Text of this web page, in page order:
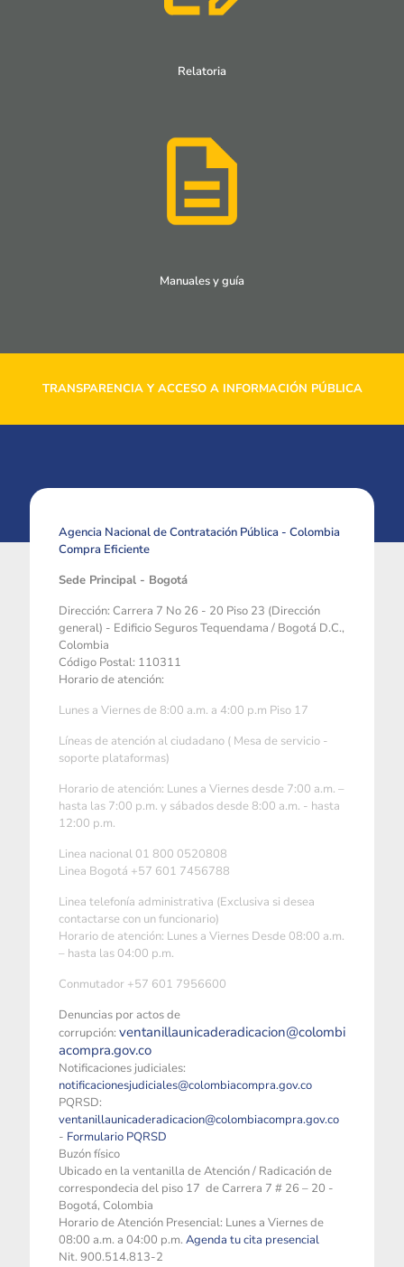
Relatoria
Manuales y guía
TRANSPARENCIA Y ACCESO A INFORMACIÓN PÚBLICA
Agencia Nacional de Contratación Pública - Colombia
Compra Eficiente
Sede Principal - Bogotá
Dirección: Carrera 7 No 26 - 20 Piso 23 (Dirección
general) - Edificio Seguros Tequendama / Bogotá D.C.,
Colombia
Código Postal: 110311
Horario de atención:
Lunes a Viernes de 8:00 a.m. a 4:00 p.m Piso 17
Líneas de atención al ciudadano ( Mesa de servicio -
soporte plataformas)
Horario de atención: Lunes a Viernes desde 7:00 a.m. –
hasta las 7:00 p.m. y sábados desde 8:00 a.m. - hasta
12:00 p.m.
Linea nacional 01 800 0520808
Linea Bogotá +57 601 7456788
Linea telefonía administrativa (Exclusiva si desea
contactarse con un funcionario)
Horario de atención: Lunes a Viernes Desde 08:00 a.m.
– hasta las 04:00 p.m.
Conmutador +57 601 7956600
Denuncias por actos de
corrupción: ventanillaunicaderadicacion@colombi
acompra.gov.co
Notificaciones judiciales:
notificacionesjudiciales@colombiacompra.gov.co
PQRSD:
ventanillaunicaderadicacion@colombiacompra.gov.co
- Formulario PQRSD
Buzón físico
Ubicado en la ventanilla de Atención / Radicación de
correspondecia del piso 17 de Carrera 7 # 26 – 20 -
Bogotá, Colombia
Horario de Atención Presencial: Lunes a Viernes de
08:00 a.m. a 04:00 p.m. Agenda tu cita presencial
Nit. 900.514.813-2